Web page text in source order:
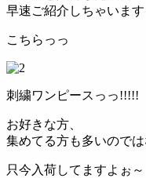
早速ご紹介しちゃいま
こちらっっ
刺繍ワンピースっっ!!!!!
お好きな方、
集めてる方も多いので
只今入荷してますよぉ～